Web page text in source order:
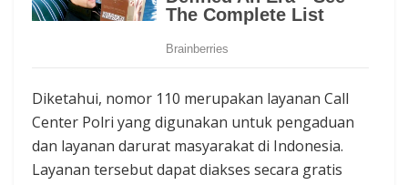
Diketahui, nomor 110 merupakan layanan Call
Center Polri yang digunakan untuk pengaduan
dan layanan darurat masyarakat di Indonesia.
Layanan tersebut dapat diakses secara gratis